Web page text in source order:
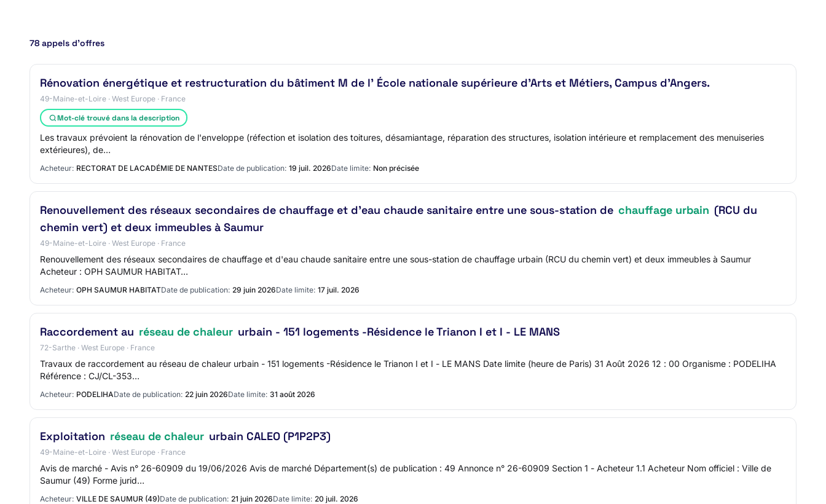
78 appels d’offres
Rénovation énergétique et restructuration du bâtiment M de l' École nationale supérieure d'Arts et Métiers, Campus d'Angers.
49-Maine-et-Loire · West Europe · France
Mot-clé trouvé dans la description
Les travaux prévoient la rénovation de l'enveloppe (réfection et isolation des toitures, désamiantage, réparation des structures, isolation intérieure et remplacement des menuiseries
extérieures), de…
Acheteur: RECTORAT DE LACADÉMIE DE NANTESDate de publication: 19 juil. 2026Date limite: Non précisée
Renouvellement des réseaux secondaires de chauffage et d'eau chaude sanitaire entre une sous-station de chauffage urbain (RCU du
chemin vert) et deux immeubles à Saumur
49-Maine-et-Loire · West Europe · France
Renouvellement des réseaux secondaires de chauffage et d'eau chaude sanitaire entre une sous-station de chauffage urbain (RCU du chemin vert) et deux immeubles à Saumur
Acheteur : OPH SAUMUR HABITAT…
Acheteur: OPH SAUMUR HABITATDate de publication: 29 juin 2026Date limite: 17 juil. 2026
Raccordement au réseau de chaleur urbain - 151 logements -Résidence le Trianon I et I - LE MANS
72-Sarthe · West Europe · France
Travaux de raccordement au réseau de chaleur urbain - 151 logements -Résidence le Trianon I et I - LE MANS Date limite (heure de Paris) 31 Août 2026 12 : 00 Organisme : PODELIHA
Référence : CJ/CL-353…
Acheteur: PODELIHADate de publication: 22 juin 2026Date limite: 31 août 2026
Exploitation réseau de chaleur urbain CALEO (P1P2P3)
49-Maine-et-Loire · West Europe · France
Avis de marché - Avis n° 26-60909 du 19/06/2026 Avis de marché Département(s) de publication : 49 Annonce n° 26-60909 Section 1 - Acheteur 1.1 Acheteur Nom officiel : Ville de
Saumur (49) Forme jurid…
Acheteur: VILLE DE SAUMUR (49)Date de publication: 21 juin 2026Date limite: 20 juil. 2026